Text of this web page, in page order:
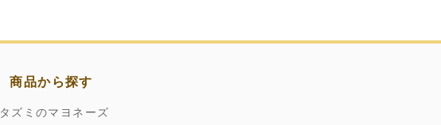
商品から探す
タズミのマヨネーズ